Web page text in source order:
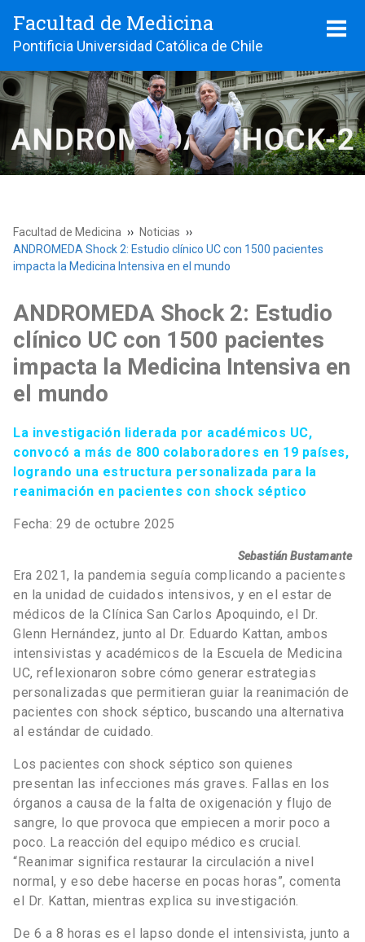
Facultad de Medicina
Pontificia Universidad Católica de Chile
Facultad de Medicina
Noticias
ANDROMEDA Shock 2: Estudio clínico UC con 1500 pacientes
impacta la Medicina Intensiva en el mundo
ANDROMEDA Shock 2: Estudio
clínico UC con 1500 pacientes
impacta la Medicina Intensiva en
el mundo
La investigación liderada por académicos UC,
convocó a más de 800 colaboradores en 19 países,
logrando una estructura personalizada para la
reanimación en pacientes con shock séptico
Fecha: 29 de octubre 2025
Sebastián Bustamante
Era 2021, la pandemia seguía complicando a pacientes
en la unidad de cuidados intensivos, y en el estar de
médicos de la Clínica San Carlos Apoquindo, el Dr.
Glenn Hernández, junto al Dr. Eduardo Kattan, ambos
intensivistas y académicos de la Escuela de Medicina
UC, reflexionaron sobre cómo generar estrategias
personalizadas que permitieran guiar la reanimación de
pacientes con shock séptico, buscando una alternativa
al estándar de cuidado.
Los pacientes con shock séptico son quienes
presentan las infecciones más graves. Fallas en los
órganos a causa de la falta de oxigenación y flujo de
sangre, lo que provoca que empiecen a morir poco a
poco. La reacción del equipo médico es crucial.
“Reanimar significa restaurar la circulación a nivel
normal, y eso debe hacerse en pocas horas”, comenta
el Dr. Kattan, mientras explica su investigación.
De 6 a 8 horas es el lapso donde el intensivista, junto a